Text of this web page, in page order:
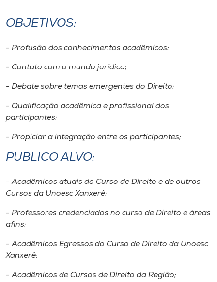
CPA
Editora
Rádio
Museu
Store
Selecione
A+
OBJETIVOS:
- Profusão dos conhecimentos acadêmicos;
- Contato com o mundo jurídico;
- Debate sobre temas emergentes do Direito;
- Qualificação acadêmica e profissional dos
participantes;
- Propiciar a integração entre os participantes;
PUBLICO ALVO:
- Acadêmicos atuais do Curso de Direito e de outros
Cursos da Unoesc Xanxerê;
- Professores credenciados no curso de Direito e áreas
afins;
- Acadêmicos Egressos do Curso de Direito da Unoesc
Xanxerê;
- Acadêmicos de Cursos de Direito da Região;